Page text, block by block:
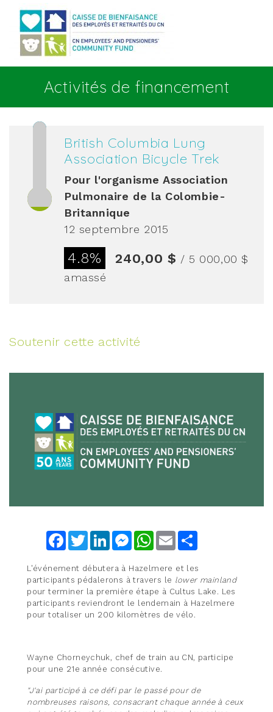
Activités de financement
British Columbia Lung
Association Bicycle Trek
Pour l'organisme Association
Pulmonaire de la Colombie-
Britannique
12 septembre 2015
4.8% 240,00 $ / 5 000,00 $
amassé
Soutenir cette activité
FacebookTwitterLinkedInMessengerWhatsApp
Email
L'événement débutera à Hazelmere et les
participants pédalerons à travers le lower mainland
pour terminer la première étape à Cultus Lake. Les
participants reviendront le lendemain à Hazelmere
pour totaliser un 200 kilomètres de vélo.
Wayne Chorneychuk, chef de train au CN, participe
pour une 21e année consécutive.
"J'ai participé à ce défi par le passé pour de
nombreuses raisons, consacrant chaque année à ceux